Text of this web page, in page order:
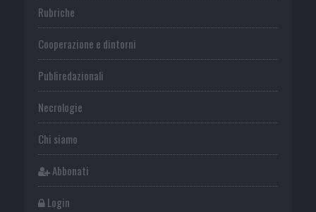
Rubriche
Cooperazione e dintorni
Publiredazionali
Necrologie
Chi siamo
Abbonati
Login